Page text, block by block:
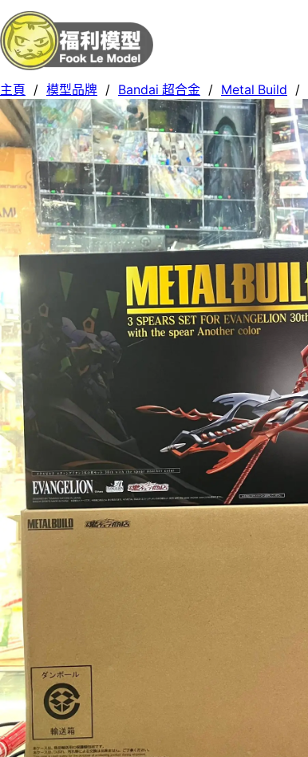
主頁 / 模型品牌 / Bandai 超合金 / Metal Build /